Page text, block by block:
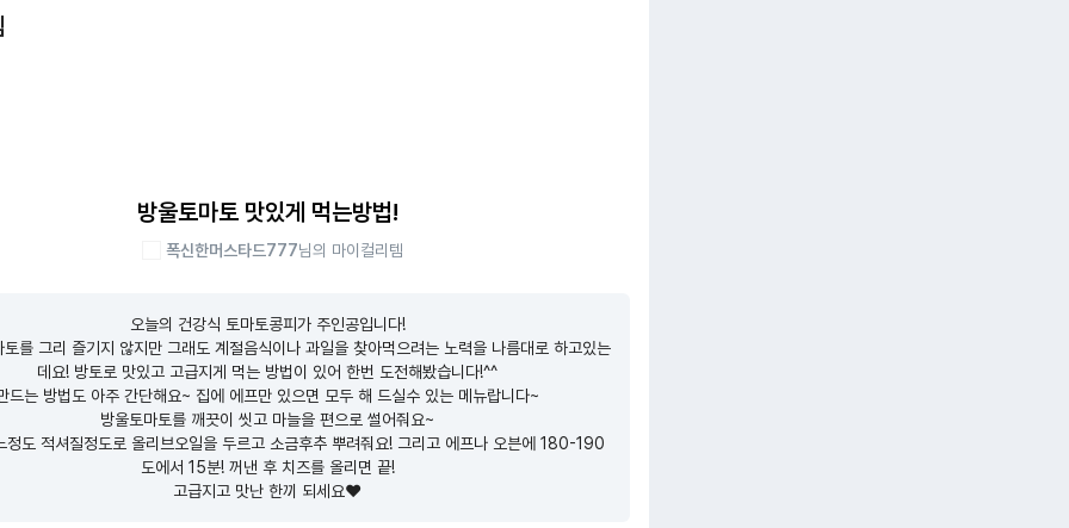
방울토마토 맛있게 먹는방법!
폭신한머스타드777님의 마이컬리템
오늘의 건강식 토마토콩피가 주인공입니다!
를 그리 즐기지 않지만 그래도 계절음식이나 과일을 찾아먹으려는 노력을 나름대로 하고있는
데요! 방토로 맛있고 고급지게 먹는 방법이 있어 한번 도전해봤습니다!^^
드는 방법도 아주 간단해요~ 집에 에프만 있으면 모두 해 드실수 있는 메뉴랍니다~
방울토마토를 깨끗이 씻고 마늘을 편으로 썰어줘요~
정도 적셔질정도로 올리브오일을 두르고 소금후추 뿌려줘요! 그리고 에프나 오븐에 180-190
도에서 15분! 꺼낸 후 치즈를 올리면 끝!
고급지고 맛난 한끼 되세요❤️